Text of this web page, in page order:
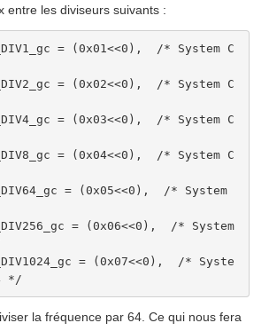
entre les diviseurs suivants :
= (0x01 <<0 ) ,
/* System C
= (0x02<<0 ) ,
/* System C
= (0x03<<0 ) ,
/* System C
= (0x04<<0 ) ,
/* System C
= (0x05<<0 ) ,
/* System
= (0x06<<0 ) ,
/* System
= (0x07<<0 ) ,
/* Syste
*/
la fréquence par 64. Ce qui nous fera